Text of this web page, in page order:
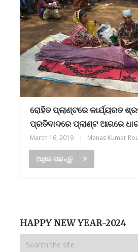
ରୋହିତ ପ୍ଲାଣ୍ଟରେ କାର୍ଯ୍ୟରତ
ପ୍ରତିବାଦରେ ପ୍ଲାଣ୍ଟ ଆଗରେ
March 16, 2019 Manas Kumar
ଅଧିକ ପଢନ୍ତୁ
HAPPY NEW YEAR-2024